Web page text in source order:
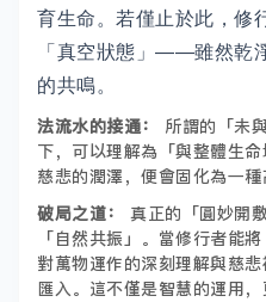
育生命。若僅止於此，修
「真空狀態」——雖然乾
的共鳴。
法流水的接通：
所謂的「未
下，可以理解為「與整體生
慈悲的潤澤，便會固化為一種
破局之道：
真正的「圓妙開
「自然共振」。當修行者能
對萬物運作的深刻理解與慈
匯入。這不僅是智慧的運用，